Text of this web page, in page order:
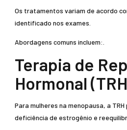
Os tratamentos variam de acordo
identificado nos exames.
Abordagens comuns incluem:.
Terapia de
Hormonal
Para mulheres na menopausa, a
deficiência de estrogênio e